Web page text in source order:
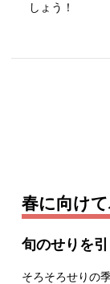
しょう！
春に向け
旬のせりを
そろそろせりの